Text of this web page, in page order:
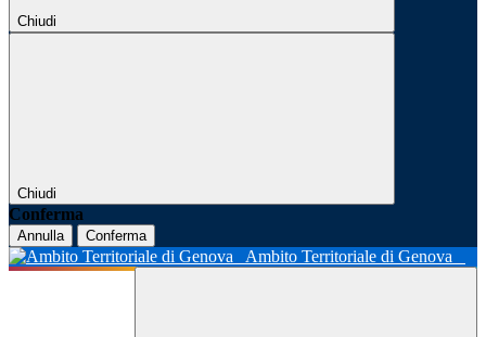
Chiudi
Chiudi
Conferma
Annulla Conferma
Ambito Territoriale di Genova